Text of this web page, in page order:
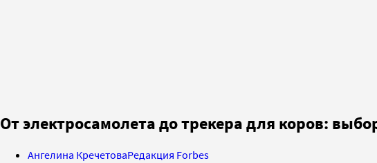
От электросамолета до трекера для коров:
Ангелина КречетоваРедакция Forbes